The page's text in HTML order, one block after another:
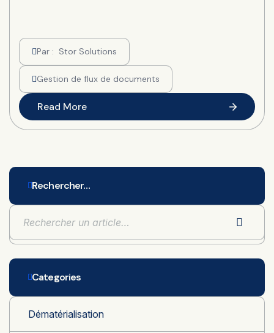
Par : Stor Solutions
Gestion de flux de documents
Read More
Rechercher…
Categories
Dématérialisation